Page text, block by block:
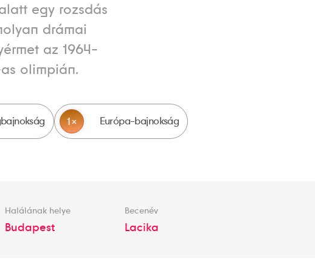
egy rozsdás
drámai
az 1964-
olimpián.
1 Európa-bajnokság
Halálának helye
Budapest
Becenév
Lacika